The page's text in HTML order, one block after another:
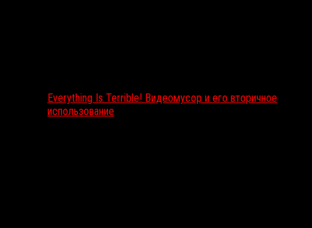
Everything Is Terrible! Видеомусор и его вторичное
использование